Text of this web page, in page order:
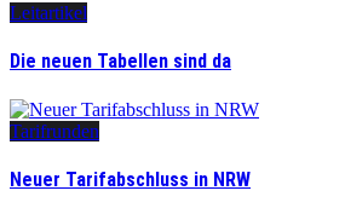
Leitartikel
Die neuen Tabellen sind da
Tarifrunden
Neuer Tarifabschluss in NRW